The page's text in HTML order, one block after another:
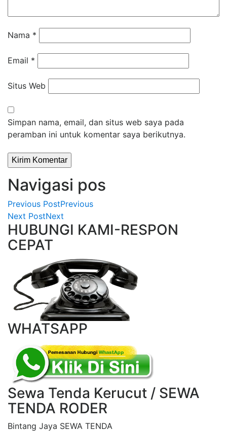
Nama *
Email *
Situs Web
Simpan nama, email, dan situs web saya pada
peramban ini untuk komentar saya berikutnya.
Navigasi pos
Previous PostPrevious
Next PostNext
HUBUNGI KAMI-RESPON
CEPAT
WHATSAPP
Sewa Tenda Kerucut / SEWA
TENDA RODER
Bintang Jaya SEWA TENDA